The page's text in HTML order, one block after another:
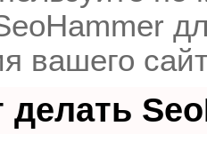
вашего
делать